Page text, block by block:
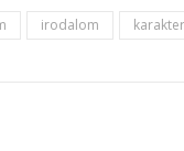
irodalom